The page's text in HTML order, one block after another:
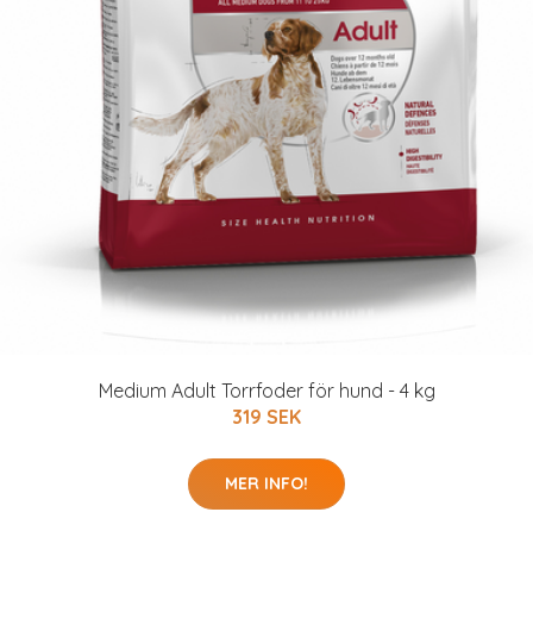
Medium Adult Torrfoder för hund - 4 kg
319 SEK
MER INFO!